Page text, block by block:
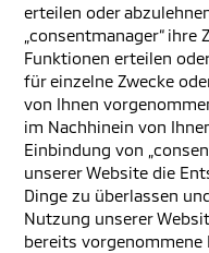
erteilen oder
„consentmanager“
Funktionen erteilen
für einzelne Zwecke
von Ihnen
im Nachhinein von
Einbindung von
unserer Website die
Dinge zu überlassen
Nutzung unserer
bereits vorgenommene